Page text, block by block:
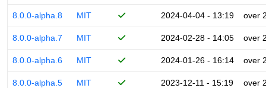
8.0.0-alpha.8 MIT 2024-04-04 - 13:19 over
8.0.0-alpha.7 MIT 2024-02-28 - 14:05 over
8.0.0-alpha.6 MIT 2024-01-26 - 16:14 over
8.0.0-alpha.5 MIT 2023-12-11 - 15:19 over